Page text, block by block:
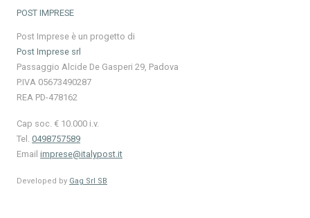
POST IMPRESE
Post Imprese è un progetto di
Post Imprese srl
Passaggio Alcide De Gasperi 29, Padova
P.IVA 05673490287
REA PD-478162
Cap soc. € 10.000 i.v.
Tel. 0498757589
Email imprese@italypost.it
Developed by Gag Srl SB